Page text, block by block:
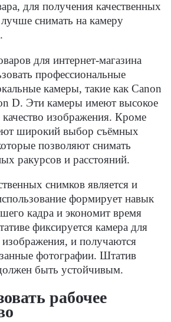
для получения качественных
снимать на камеру
для интернет-магазина
профессиональные
камеры, такие как Canon
D. Эти камеры имеют высокое
изображения. Кроме
широкий выбор съёмных
позволяют снимать
ракурсов и расстояний.
снимков является и
формирует навык
кадра и экономит время
фиксируется камера для
изображения, и получаются
фотографии. Штатив
быть устойчивым.
рабочее